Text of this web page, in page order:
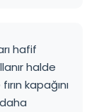
hafif
halde
kapağını